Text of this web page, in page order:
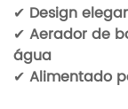
✔ Design
✔ Aerador de
água
✔ Alimentado